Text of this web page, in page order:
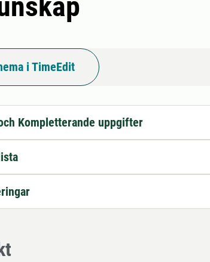
i TimeEdit
Kompletterande uppgifter